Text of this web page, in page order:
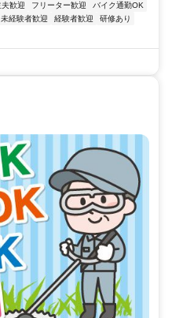
歓迎 フリーター歓迎
バイク通勤OK
未経験者歓迎 経験者歓迎
研修あり